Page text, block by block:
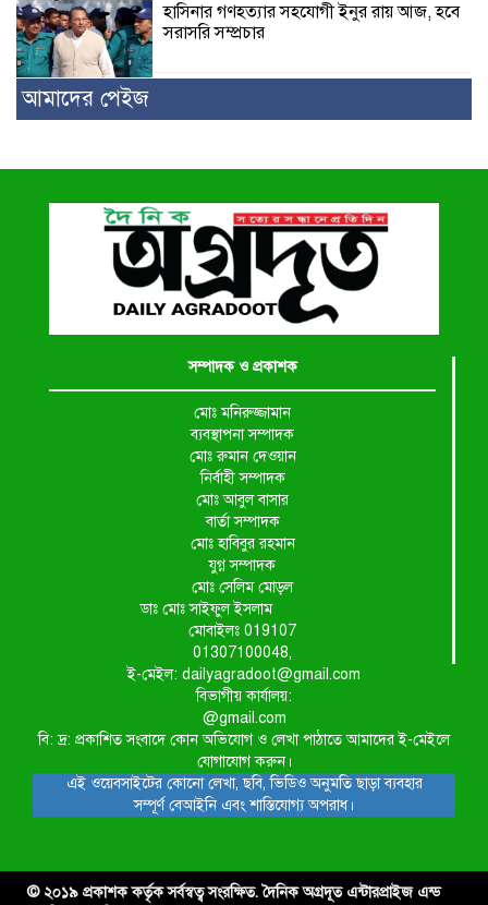
হাসিনার গণহত্যার সহযোগী ইনুর রায় আজ, হবে
সরাসরি সম্প্রচার
আমাদের পেইজ
সম্পাদক ও প্রকাশক
মোঃ মনিরুজ্জামান
ব্যবস্থাপনা সম্পাদক
মোঃ রুমান দেওয়ান
নির্বাহী সম্পাদক
মোঃ আবুল বাসার
বার্তা সম্পাদক
মোঃ হাবিবুর রহমান
যুগ্ন সম্পাদক
মোঃ সেলিম মোড়ল
ডাঃ মোঃ সাইফুল ইসলাম
মোবাইলঃ 019107
01307100048,
ই-মেইল: dailyagradoot@gmail.com
বিভাগীয় কার্যালয়:
@gmail.com
বি: দ্র: প্রকাশিত সংবাদে কোন অভিযোগ ও লেখা পাঠাতে আমাদের ই-মেইলে
যোগাযোগ করুন।
এই ওয়েবসাইটের কোনো লেখা, ছবি, ভিডিও অনুমতি ছাড়া ব্যবহার
সম্পূর্ণ বেআইনি এবং শাস্তিযোগ্য অপরাধ।
© ২০১৯ প্রকাশক কর্তৃক সর্বস্বত্ব সংরক্ষিত. দৈনিক অগ্রদূত এন্টারপ্রাইজ এন্ড